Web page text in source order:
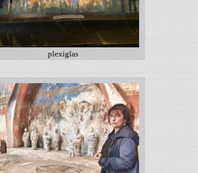
plexiglas